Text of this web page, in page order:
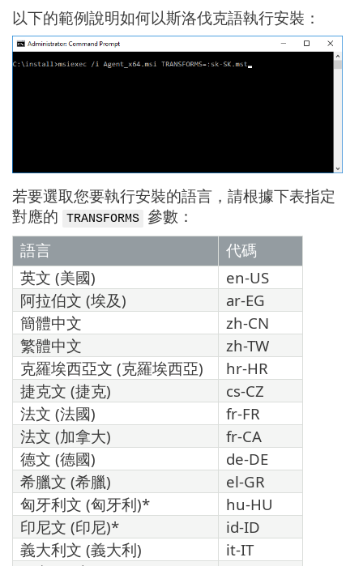
以下的範例說明如何以斯洛伐克語執行安裝：
若要選取您要執行安裝的語言，請根據下表指定
對應的
TRANSFORMS
參數：
語言
代碼
英文 (美國)
en-US
阿拉伯文 (埃及)
ar-EG
簡體中文
zh-CN
繁體中文
zh-TW
克羅埃西亞文 (克羅埃西亞)
hr-HR
捷克文 (捷克)
cs-CZ
法文 (法國)
fr-FR
法文 (加拿大)
fr-CA
德文 (德國)
de-DE
希臘文 (希臘)
el-GR
匈牙利文 (匈牙利)*
hu-HU
印尼文 (印尼)*
id-ID
義大利文 (義大利)
it-IT